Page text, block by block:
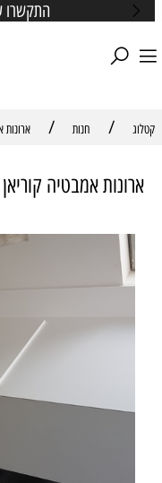
התקשרו
קטלוג / חנות /
ארונות אמבטיה